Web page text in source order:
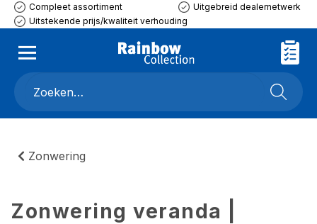
Compleet assortiment
Uitgebreid dealernetwerk
Uitstekende prijs/kwaliteit verhouding
Zonwering
Zonwering veranda |